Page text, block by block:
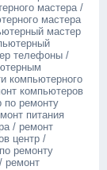
мастера /
мастера
мастер
телефоны /
компьютерного
компьютеров
по ремонту
питания
/ ремонт
центр /
ремонту
ремонт